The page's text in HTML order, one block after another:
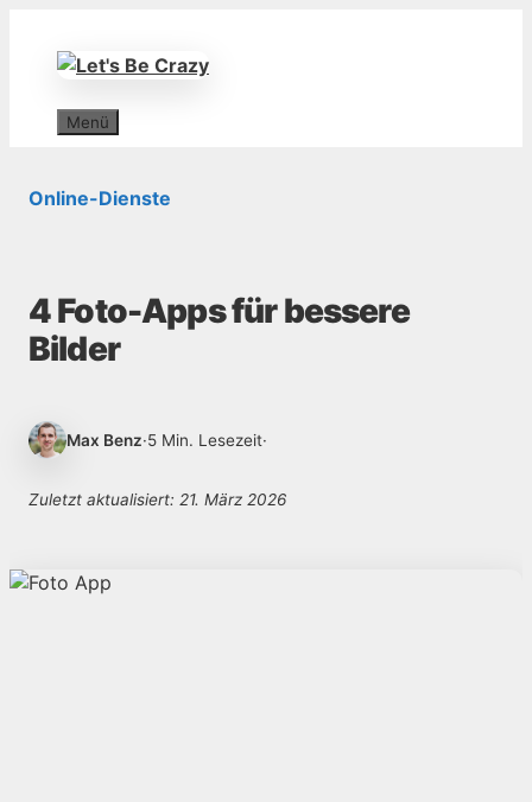
Inhalt
springen
Menü
Online-Dienste
4 Foto-Apps für bessere
Bilder
Max Benz·5 Min. Lesezeit·
Zuletzt aktualisiert: 21. März 2026